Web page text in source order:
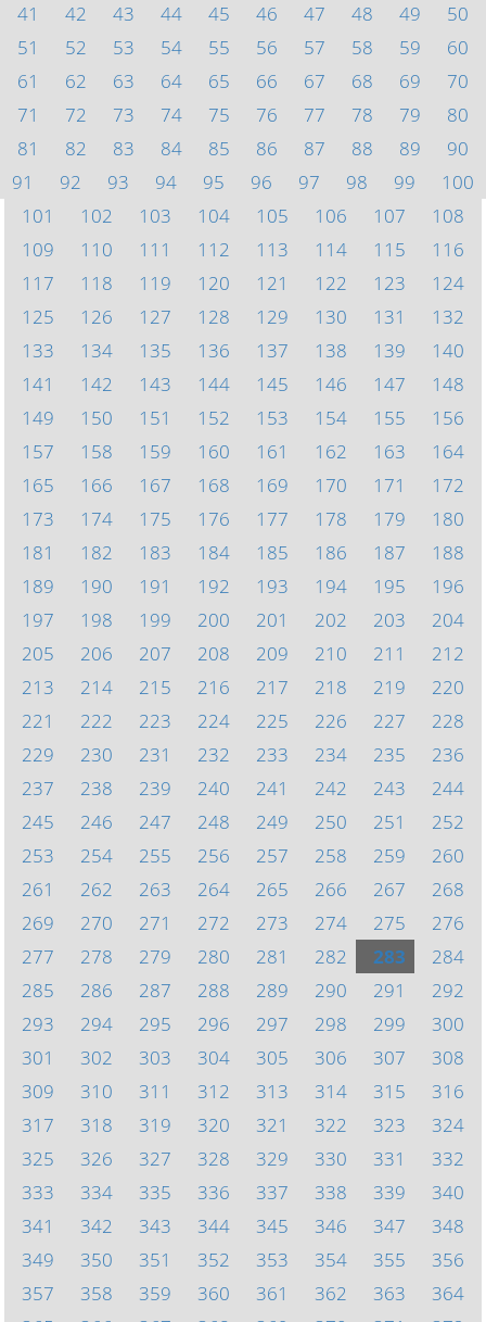
41
42 43 44 45 46 47 48 49
50
51
52 53 54 55 56 57 58 59
60
61
62 63 64 65 66 67 68 69
70
71
72 73 74 75 76 77 78 79
80
81
82 83 84 85 86 87 88 89
90
91
92 93 94 95 96 97 98 99
100
101
102 103 104 105 106 107
108
109
110 111 112 113 114 115
116
117
118 119 120 121 122 123
124
125
126 127 128 129 130 131
132
133
134 135 136 137 138 139
140
141
142 143 144 145 146 147
148
149
150 151 152 153 154 155
156
157
158 159 160 161 162 163
164
165
166 167 168 169 170 171
172
173
174 175 176 177 178 179
180
181
182 183 184 185 186 187
188
189
190 191 192 193 194 195
196
197
198 199 200 201 202 203
204
205
206 207 208 209 210 211
212
213
214 215 216 217 218 219
220
221
222 223 224 225 226 227
228
229
230 231 232 233 234 235
236
237
238 239 240 241 242 243
244
245
246 247 248 249 250 251
252
253
254 255 256 257 258 259
260
261
262 263 264 265 266 267
268
269
270 271 272 273 274 275
276
277
278 279 280 281 282 283
284
285
286 287 288 289 290 291
292
293
294 295 296 297 298 299
300
301
302 303 304 305 306 307
308
309
310 311 312 313 314 315
316
317
318 319 320 321 322 323
324
325
326 327 328 329 330 331
332
333
334 335 336 337 338 339
340
341
342 343 344 345 346 347
348
349
350 351 352 353 354 355
356
357
358 359 360 361 362 363
364